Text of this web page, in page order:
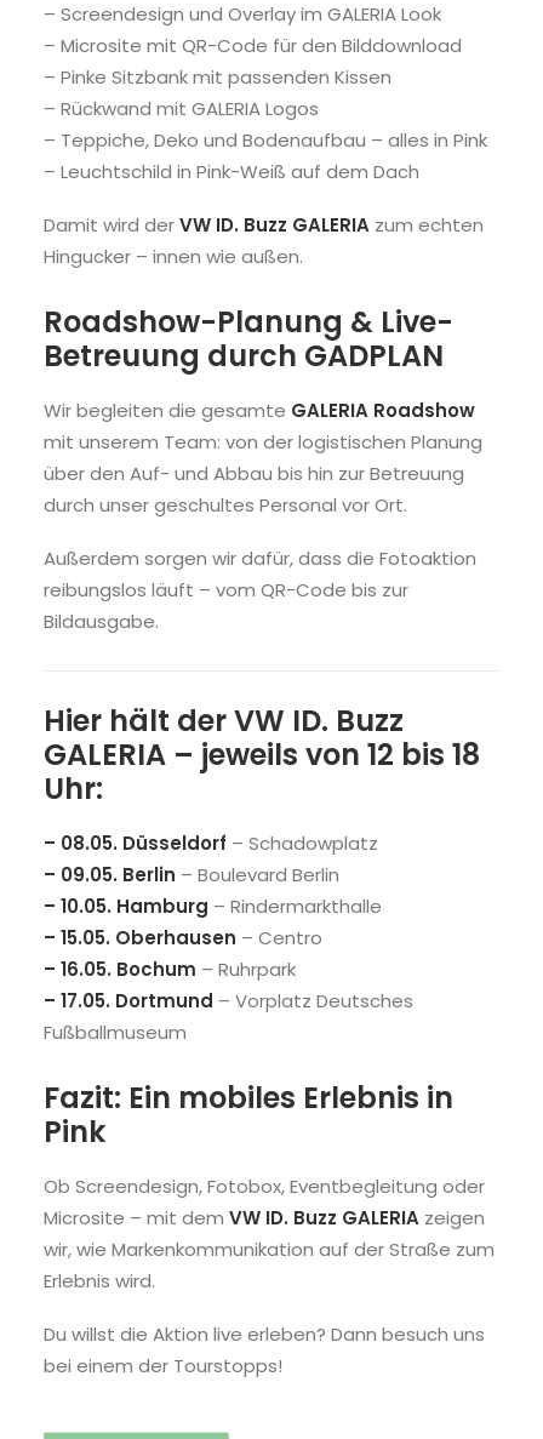
– Screendesign und Overlay im GALERIA Look
– Microsite mit QR-Code für den Bilddownload
– Pinke Sitzbank mit passenden Kissen
– Rückwand mit GALERIA Logos
– Teppiche, Deko und Bodenaufbau – alles in Pink
– Leuchtschild in Pink-Weiß auf dem Dach
Damit wird derVW ID. Buzz GALERIA zum echten
Hingucker – innen wie außen.
Roadshow-Planung & Live-
Betreuung durch GADPLAN
Wir begleiten die gesamte GALERIA Roadshow
mit unserem Team: von der logistischen Planung
über den Auf- und Abbau bis hin zur Betreuung
durch unser geschultes Personal vor Ort.
Außerdem sorgen wir dafür, dass die Fotoaktion
reibungslos läuft – vom QR-Code bis zur
Bildausgabe.
Hier hält der VW ID. Buzz
GALERIA – jeweils von 12 bis 18
Uhr:
– 08.05. Düsseldorf – Schadowplatz
– 09.05. Berlin – Boulevard Berlin
– 10.05. Hamburg – Rindermarkthalle
– 15.05. Oberhausen – Centro
– 16.05. Bochum – Ruhrpark
– 17.05. Dortmund – Vorplatz Deutsches
Fußballmuseum
Fazit: Ein mobiles Erlebnis in
Pink
Ob Screendesign, Fotobox, Eventbegleitung oder
Microsite – mit dem VW ID. Buzz GALERIA zeigen
wir, wie Markenkommunikation auf der Straße zum
Erlebnis wird.
Du willst die Aktion live erleben? Dann besuch uns
bei einem der Tourstopps!